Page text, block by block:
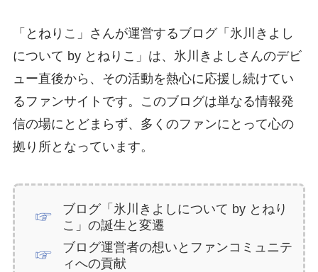
「とねりこ」さんが運営するブログ「氷川きよし
について by とねりこ」は、氷川きよしさんのデビ
ュー直後から、その活動を熱心に応援し続けてい
るファンサイトです。このブログは単なる情報発
信の場にとどまらず、多くのファンにとって心の
拠り所となっています。
ブログ「氷川きよしについて by とねり
こ」の誕生と変遷
ブログ運営者の想いとファンコミュニテ
ィへの貢献